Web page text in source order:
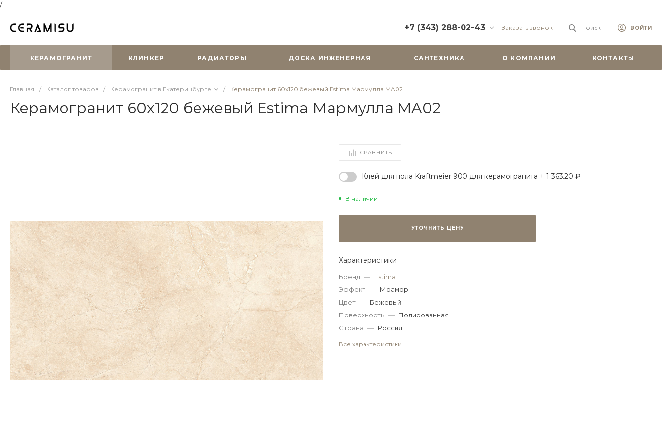
/
+7 (343) 288-02-43
г. Екатеринбург, ул.
Горького, д. 51
+7 (343) 319-08-18
Заказать звонок Поиск ВОЙТИ
КЕРАМОГРАНИТ КЛИНКЕР РАДИАТОРЫ ДОСКА ИНЖЕНЕРНАЯ САНТЕХНИКА О КОМПАНИИ КОНТАКТЫ
Главная / Каталог товаров / Керамогранит в Екатеринбурге / Керамогранит 60х120 бежевый Estima Мармулла MA02
Керамогранит 60х120 бежевый Estima Мармулла MA02
СРАВНИТЬ
Клей для пола Kraftmeier 900 для керамогранита + 1 363.20 ₽
В наличии
УТОЧНИТЬ ЦЕНУ
Характеристики
Бренд — Estima
Эффект — Мрамор
Цвет — Бежевый
Поверхность — Полированная
Страна — Россия
Все характеристики